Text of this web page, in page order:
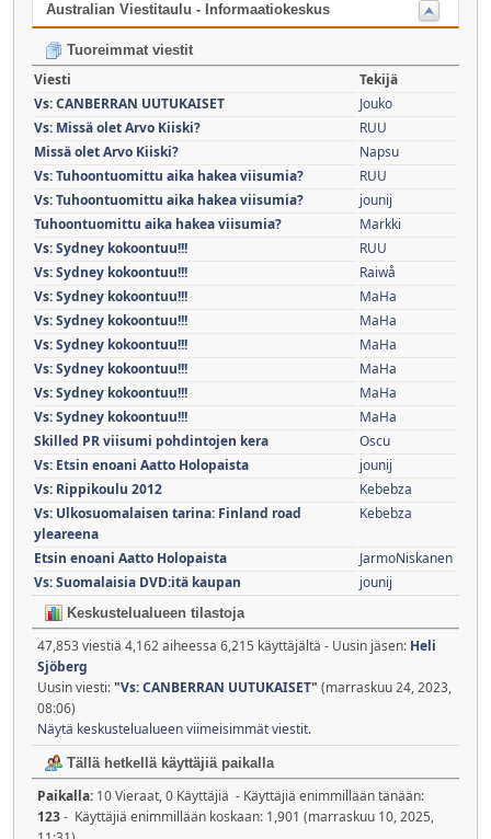
Australian Viestitaulu - Informaatiokeskus
Tuoreimmat viestit
Viesti
Tekijä
Vs: CANBERRAN UUTUKAISET
Jouko
Vs: Missä olet Arvo Kiiski?
RUU
Missä olet Arvo Kiiski?
Napsu
Vs: Tuhoontuomittu aika hakea viisumia?
RUU
Vs: Tuhoontuomittu aika hakea viisumia?
jounij
Tuhoontuomittu aika hakea viisumia?
Markki
Vs: Sydney kokoontuu!!!
RUU
Vs: Sydney kokoontuu!!!
Raiwå
Vs: Sydney kokoontuu!!!
MaHa
Vs: Sydney kokoontuu!!!
MaHa
Vs: Sydney kokoontuu!!!
MaHa
Vs: Sydney kokoontuu!!!
MaHa
Vs: Sydney kokoontuu!!!
MaHa
Vs: Sydney kokoontuu!!!
MaHa
Skilled PR viisumi pohdintojen kera
Oscu
Vs: Etsin enoani Aatto Holopaista
jounij
Vs: Rippikoulu 2012
Kebebza
Vs: Ulkosuomalaisen tarina: Finland road
yleareena
Kebebza
Etsin enoani Aatto Holopaista
JarmoNiskanen
Vs: Suomalaisia DVD:itä kaupan
jounij
Keskustelualueen tilastoja
47,853 viestiä 4,162 aiheessa 6,215 käyttäjältä - Uusin jäsen: Heli
Sjöberg
Uusin viesti:"Vs: CANBERRAN UUTUKAISET" (marraskuu 24, 2023,
08:06)
Näytä keskustelualueen viimeisimmät viestit.
Tällä hetkellä käyttäjiä paikalla
Paikalla: 10 Vieraat, 0 Käyttäjiä - Käyttäjiä enimmillään tänään:
123- Käyttäjiä enimmillään koskaan: 1,901 (marraskuu 10, 2025,